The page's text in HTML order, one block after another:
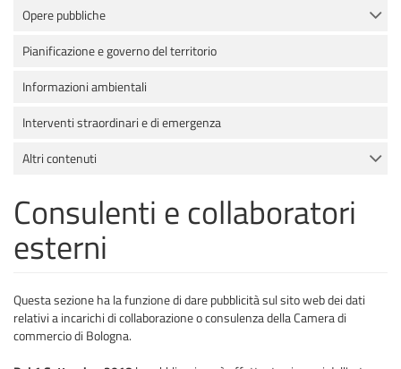
Opere pubbliche
Pianificazione e governo del territorio
Informazioni ambientali
Interventi straordinari e di emergenza
Altri contenuti
Consulenti e collaboratori
esterni
Questa sezione ha la funzione di dare pubblicità sul sito web dei dati
relativi a incarichi di collaborazione o consulenza della Camera di
commercio di Bologna.